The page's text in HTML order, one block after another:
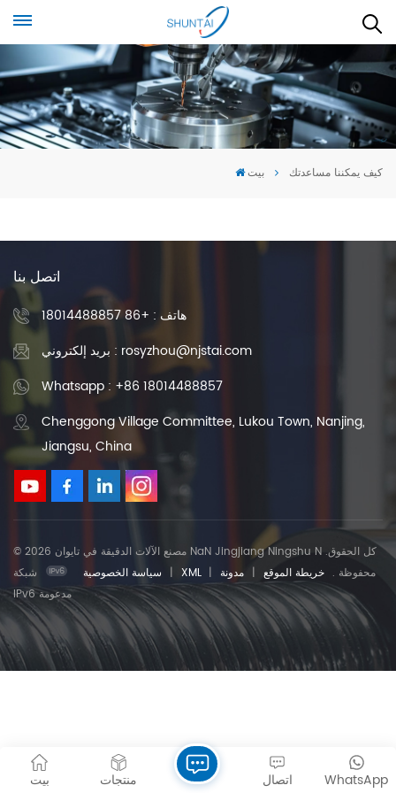
بيت كيف يمكننا مساعدتك
اتصل بنا
هاتف : +86 18014488857
بريد إلكتروني : rosyzhou@njstai.com
Whatsapp : +86 18014488857
Chenggong Village Committee, Lukou Town, Nanjing,
Jiangsu, China
© 2026 مصنع الآلات الدقيقة في تايوان NaN Jingjiang Ningshu N .كل الحقوق
محفوظة . خريطة الموقع | مدونة |
XML
| سياسة الخصوصية
شبكة
IPv6 مدعومة
بيت منتجات WhatsApp اتصال